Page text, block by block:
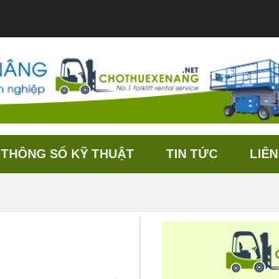
THÔNG SỐ KỸ THUẬT TIN TỨC